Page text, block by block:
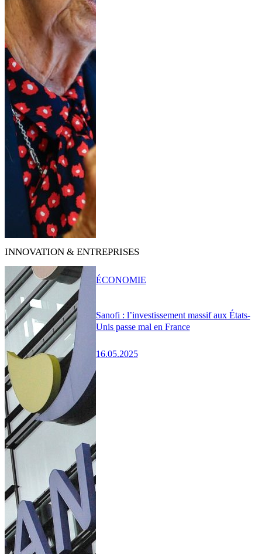
INNOVATION & ENTREPRISES
Sanofi : l’investissement massif aux États-
Unis passe mal en France
16.05.2025
ÉCONOMIE